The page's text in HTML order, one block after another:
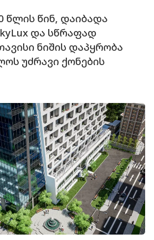
წლის წინ, დაიბადა
და სწრაფად
ნიშის დაპყრობა
უძრავი ქონების